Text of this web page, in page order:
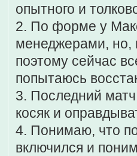
опытного и
2. По форме у
менеджерами, но,
поэтому сейчас
попытаюсь
3. Последний
косяк и
4. Понимаю, что
включился и